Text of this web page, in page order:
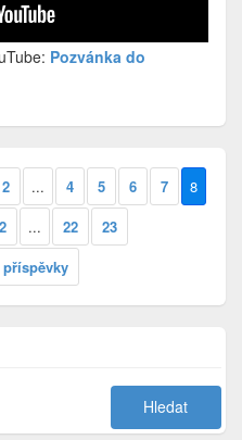
Pozvánka do
2 ... 4 5 6 7
8
... 22
23